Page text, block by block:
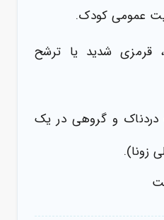
عمومی کودک.
قرمزی شدید یا ترشح
و گروهی در یک
زونا).